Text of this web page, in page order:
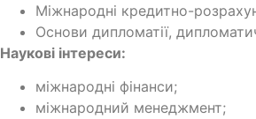
Міжнародні кредитно-
Основи дипломатії,
Наукові інтереси:
міжнародні фінанси;
міжнародний менеджмент;